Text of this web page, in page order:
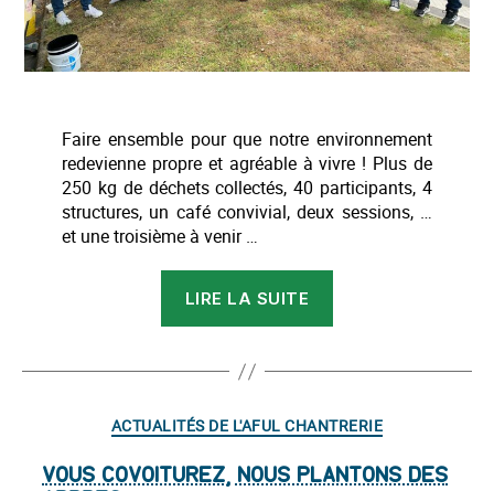
Faire ensemble pour que notre environnement
redevienne propre et agréable à vivre ! Plus de
250 kg de déchets collectés, 40 participants, 4
structures, un café convivial, deux sessions, …
et une troisième à venir …
LIRE LA SUITE
Catégories
ACTUALITÉS DE L'AFUL CHANTRERIE
VOUS COVOITUREZ, NOUS PLANTONS DES